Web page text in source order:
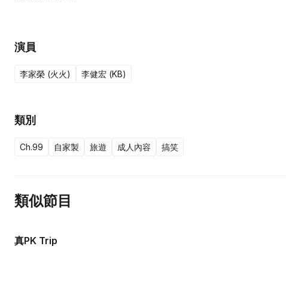
演員
李家榮 (火火) 李健宏 (KB)
類別
Ch.99 自家製 旅遊 成人內容 搞笑
類似節目
真PK Trip